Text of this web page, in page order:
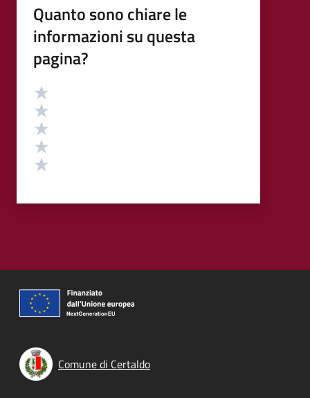
Quanto sono chiare le
informazioni su questa
pagina?
Valutazione
Comune di Certaldo